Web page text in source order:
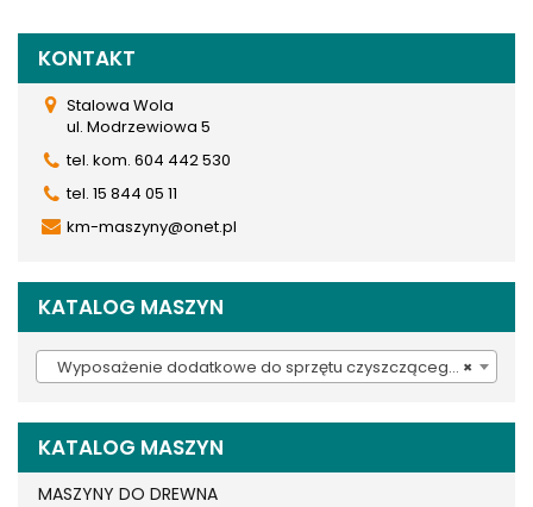
KONTAKT
Stalowa Wola
ul. Modrzewiowa 5
tel. kom. 604 442 530
tel. 15 844 05 11
km-maszyny@onet.pl
KATALOG MASZYN
×
Wyposażenie dodatkowe do sprzętu czyszczącego (937)
KATALOG MASZYN
MASZYNY DO DREWNA